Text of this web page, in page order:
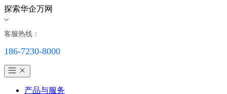
探索华企万网
客服热线：
186-7230-8000
产品与服务